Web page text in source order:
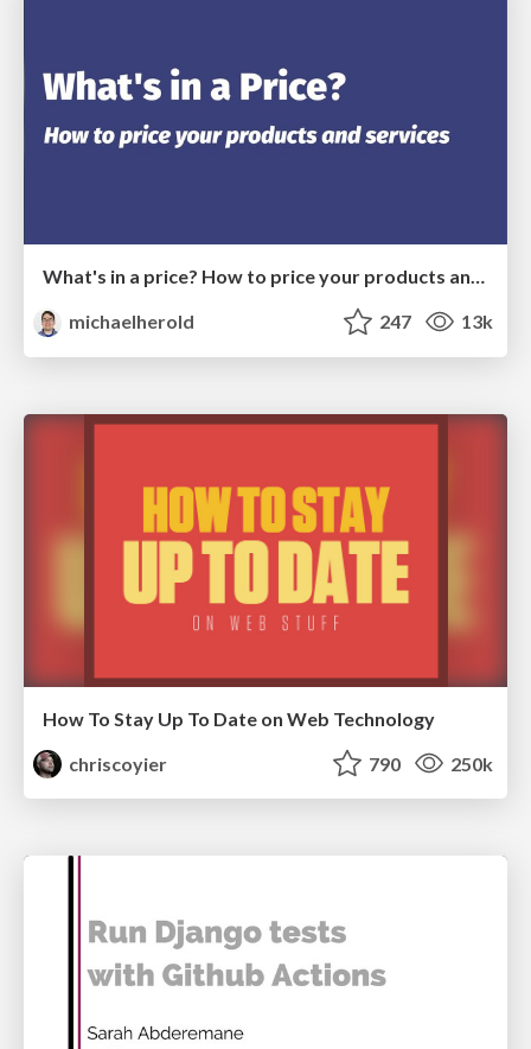
What's in a price? How to price your products and services
michaelherold
247 13k
How To Stay Up To Date on Web Technology
chriscoyier
790 250k